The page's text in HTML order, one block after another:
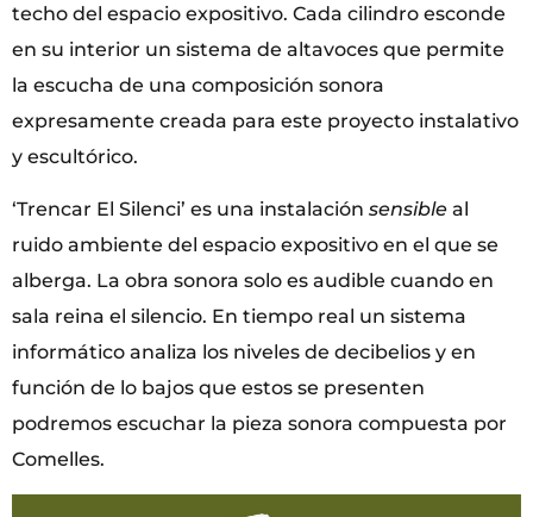
techo del espacio expositivo. Cada cilindro esconde
en su interior un sistema de altavoces que permite
la escucha de una composición sonora
expresamente creada para este proyecto instalativo
y escultórico.
‘Trencar El Silenci’ es una instalación sensible al
ruido ambiente del espacio expositivo en el que se
alberga. La obra sonora solo es audible cuando en
sala reina el silencio. En tiempo real un sistema
informático analiza los niveles de decibelios y en
función de lo bajos que estos se presenten
podremos escuchar la pieza sonora compuesta por
Comelles.